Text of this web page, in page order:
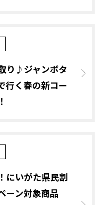
り♪ジャンボタ
行く春の新コー
にいがた県民割
ーン対象商品